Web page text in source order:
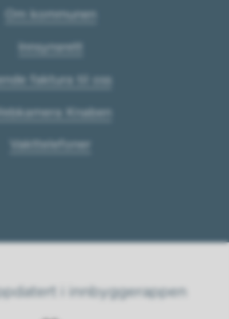
Om kommunen
Innsynsrett
faktura til oss
Knaben
Vakttelefoner
i innbyggerappen